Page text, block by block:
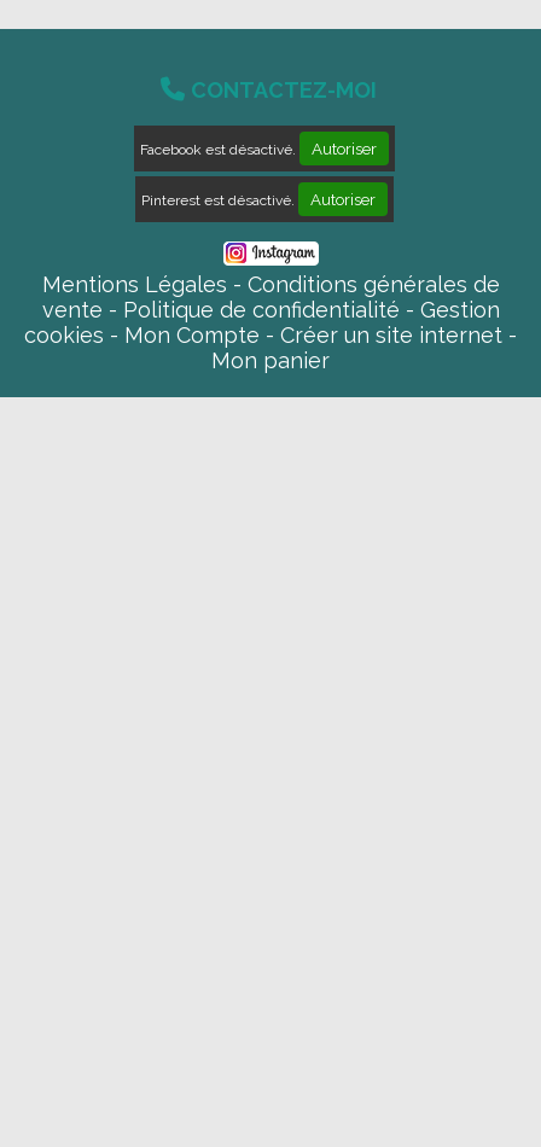
 CONTACTEZ-MOI
Facebook est désactivé. Autoriser
Pinterest est désactivé. Autoriser
Mentions Légales
Conditions générales de
vente
Politique de confidentialité
Gestion
cookies
Mon Compte
Créer un site internet
Mon panier